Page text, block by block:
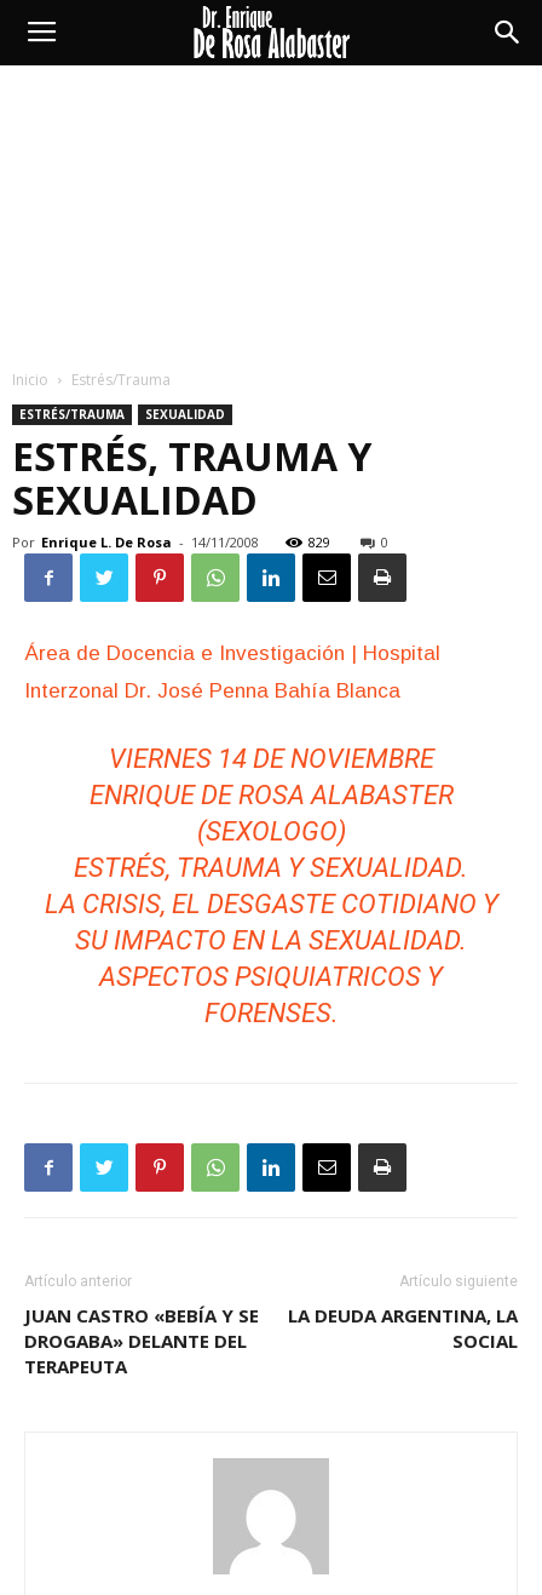
Enrique
Inicio Estrés/Trauma
ESTRÉS/TRAUMA SEXUALIDAD
ESTRÉS, TRAUMA Y
SEXUALIDAD
Por Enrique L. De Rosa - 14/11/2008 829 0
Área de Docencia e Investigación | Hospital
Interzonal Dr. José Penna Bahía Blanca
VIERNES 14 DE NOVIEMBRE
ENRIQUE DE ROSA ALABASTER
(SEXOLOGO)
ESTRÉS, TRAUMA Y SEXUALIDAD.
LA CRISIS, EL DESGASTE COTIDIANO Y
SU IMPACTO EN LA SEXUALIDAD.
ASPECTOS PSIQUIATRICOS Y
FORENSES.
Artículo anterior
JUAN CASTRO «BEBÍA Y SE
DROGABA» DELANTE DEL
TERAPEUTA
Artículo siguiente
LA DEUDA ARGENTINA, LA
SOCIAL